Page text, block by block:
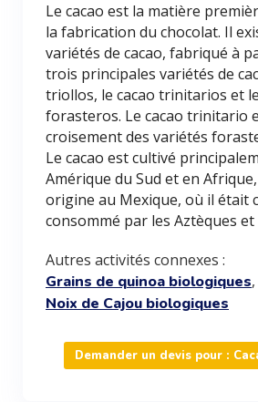
Le cacao est la matière
la fabrication du chocolat. Il
variétés de cacao, fabriqué à
trois principales variétés de
triollos, le cacao trinitarios et
forasteros. Le cacao trinitario
croisement des variétés
Le cacao est cultivé
Amérique du Sud et en
origine au Mexique, où il était
consommé par les Aztèques et
Autres activités connexes :
Grains de quinoa biologiques,
Noix de Cajou biologiques
Demander un devis pour :